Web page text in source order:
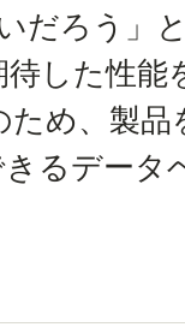
だろう」
した性
め、製
るデータ